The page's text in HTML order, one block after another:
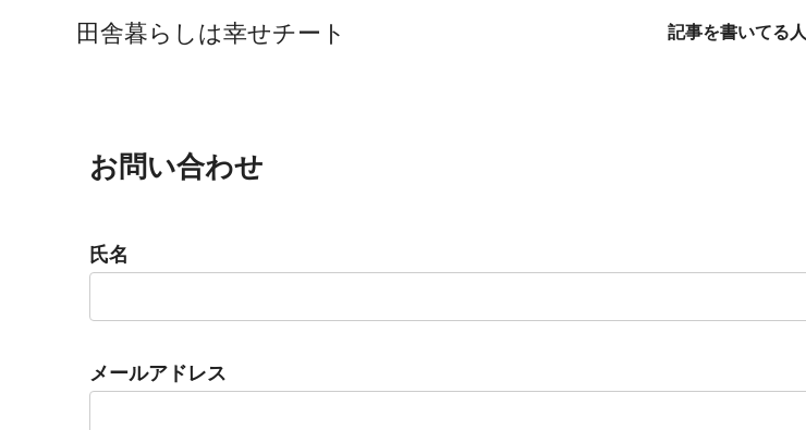
田舎暮らしは幸せチート 記事を書いてる人
お問い合わせ
氏名
メールアドレス